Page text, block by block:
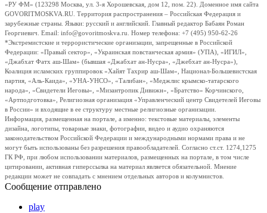
«РУ ФМ» (123298 Москва, ул. 3-я Хорошевская, дом 12, пом. 22). Доменное имя сайта
GOVORITMOSKVA.RU. Территория распространения – Российская Федерация и
зарубежные страны. Языки: русский и английский. Главный редактор Бабаян Роман
Георгиевич. Email: info@govoritmoskva.ru. Номер телефона: +7 (495) 950-62-26
*Экстремистские и террористические организации, запрещенные в Российской
Федерации: «Правый сектор», «Украинская повстанческая армия» (УПА), «ИГИЛ»,
«Джабхат Фатх аш-Шам» (бывшая «Джабхат ан-Нусра», «Джебхат ан-Нусра»),
Коалиция исламских группировок «Хайят Тахрир аш-Шам», Национал-Большевистская
партия, «Аль-Каида», «УНА-УНСО», «Талибан», «Меджлис крымско-татарского
народа», «Свидетели Иеговы», «Мизантропик Дивижн», «Братство» Корчинского,
«Артподготовка», Религиозная организация «Управленческий центр Свидетелей Иеговы
в России» и входящие в ее структуру местные религиозные организации.
Информация, размещенная на портале, а именно: текстовые материалы, элементы
дизайна, логотипы, товарные знаки, фотографии, видео и аудио охраняются
законодательством Российской Федерации и международными нормами права и не
могут быть использованы без разрешения правообладателей. Согласно ст.ст. 1274,1275
ГК РФ, при любом использовании материалов, размещенных на портале, в том числе
цитировании, активная гиперссылка на материал является обязательной. Мнение
редакции может не совпадать с мнением отдельных авторов и колумнистов.
Сообщение отправлено
play